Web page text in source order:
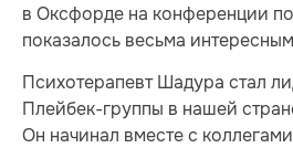
в Оксфорде на конференции
показалось весьма
Психотерапевт Шадура стал
Плейбек-группы в нашей
Он начинал вместе с